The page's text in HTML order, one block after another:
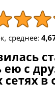
среднее:
ею с
в